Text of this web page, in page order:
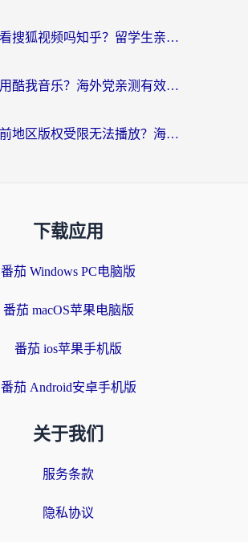
海外可以看搜狐视频吗知乎？留学生亲测有效的回国加速器选择指南
国外怎么用酷我音乐？海外党亲测有效的回国加速方案，附千千音乐中文歌收听指南
爱奇艺当前地区版权受限无法播放？海外党追剧看电影的终极解决方案来了
下载应用
番茄 Windows PC电脑版
番茄 macOS苹果电脑版
番茄 ios苹果手机版
番茄 Android安卓手机版
关于我们
服务条款
隐私协议